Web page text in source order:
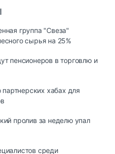
группа "Свеза"
сырья на 25%
пенсионеров в торговлю и
хабах для
пролив за неделю упал
среди